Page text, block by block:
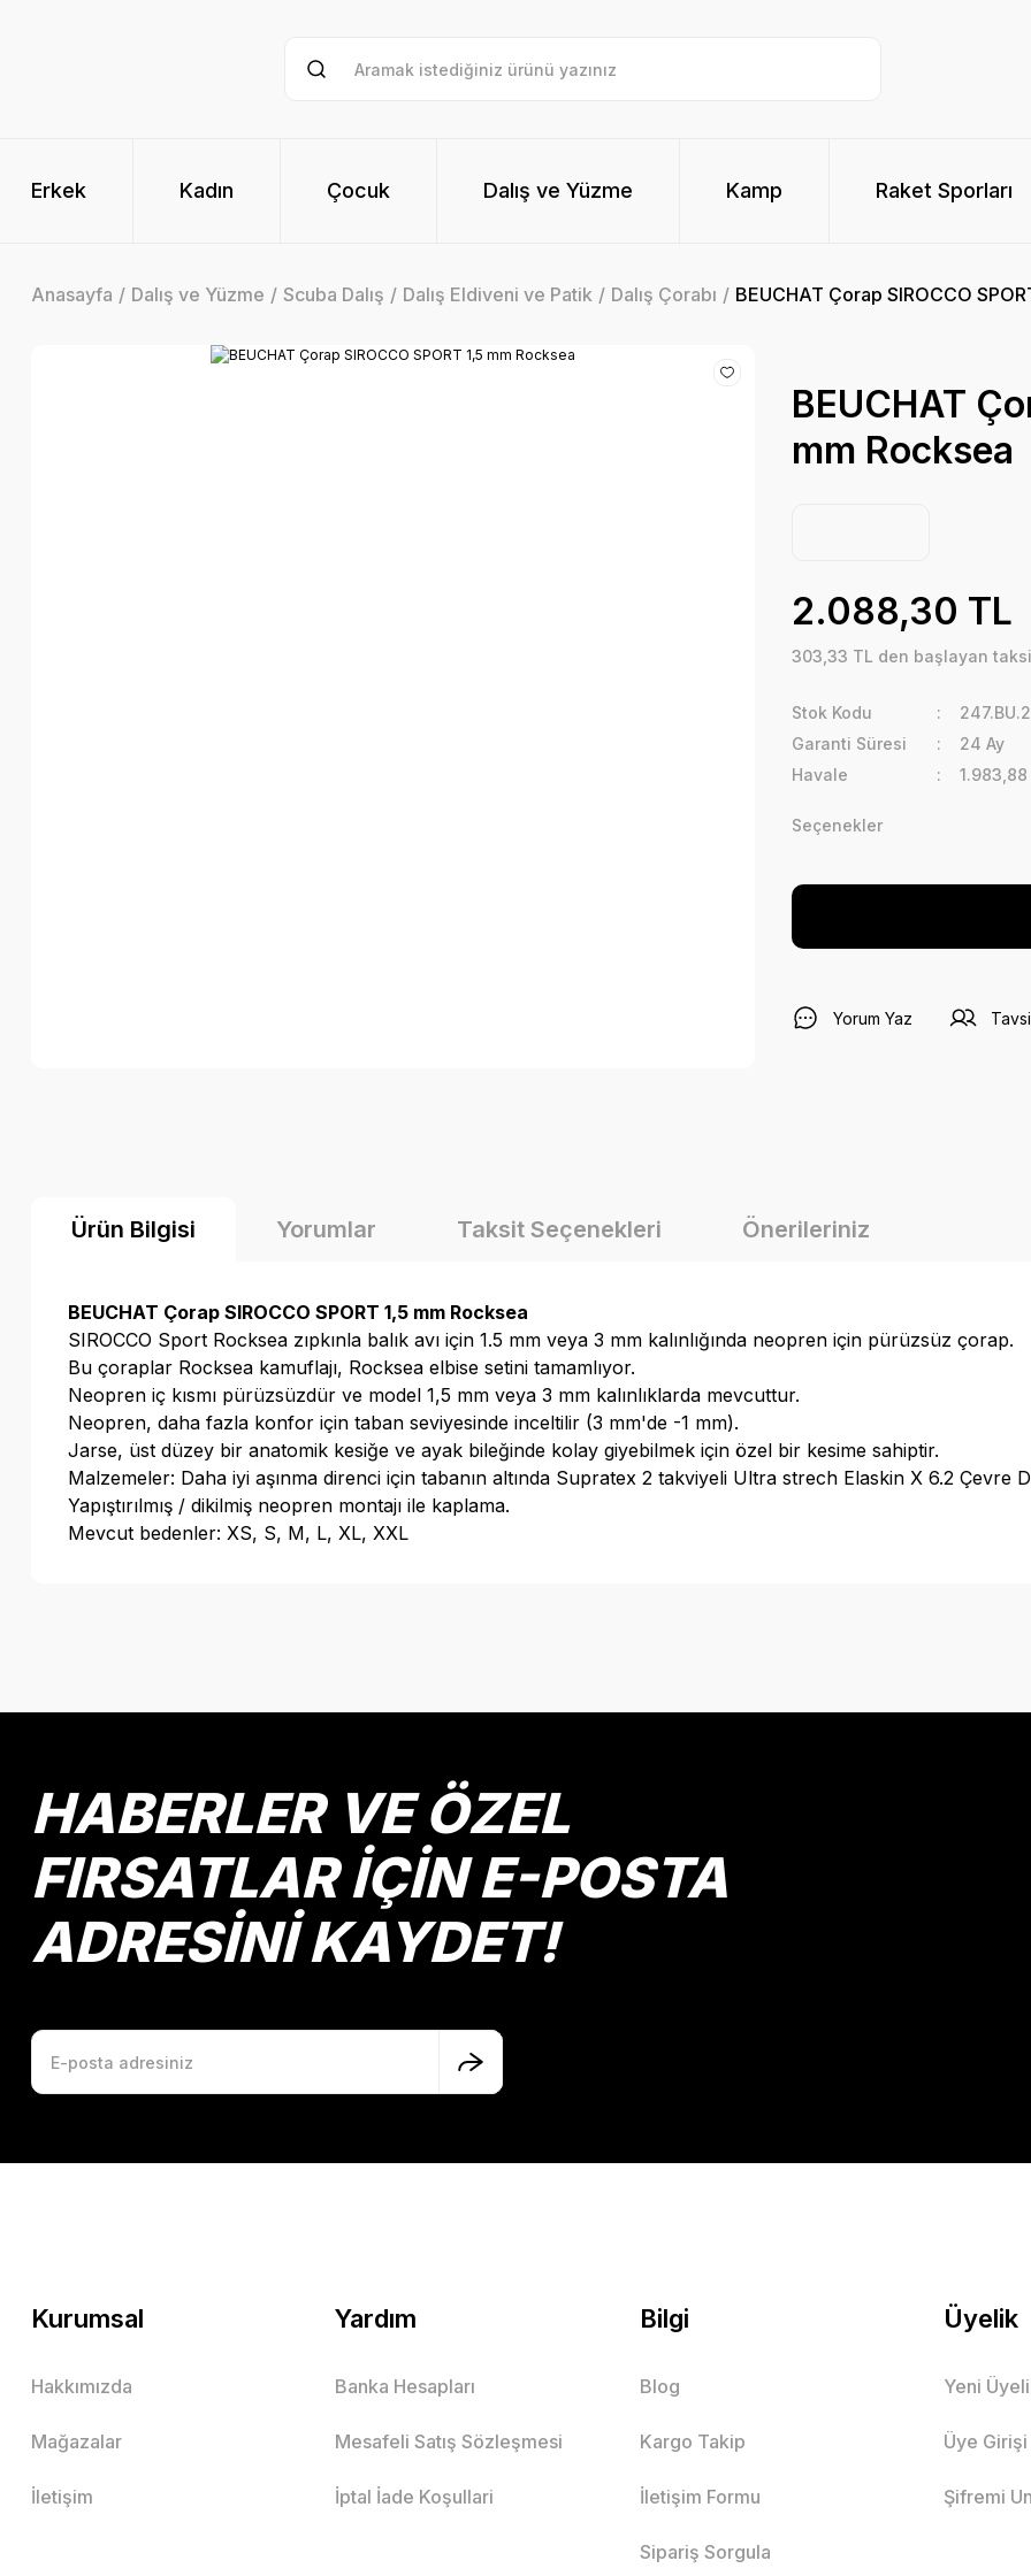
Erkek Kadın Çocuk Dalış ve Yüzme Kamp Raket Sporları
Anasayfa Dalış ve Yüzme Scuba Dalış Dalış Eldiveni ve Patik Dalış Çorabı BEUCHAT Çorap SIROCCO
BEUCHAT
mm Rocksea
2.088,30 TL
303,33 TL den başlayan
Stok Kodu
Garanti Süresi
24 Ay
Havale
Seçenekler
Yorum Yaz
Ürün Bilgisi Yorumlar Taksit Seçenekleri Önerileriniz
BEUCHAT Çorap SIROCCO SPORT 1,5 mm Rocksea
SIROCCO Sport Rocksea zıpkınla balık avı için 1.5 mm veya 3 mm kalınlığında neopren için pürüzsüz çorap.
Bu çoraplar Rocksea kamuflajı, Rocksea elbise setini tamamlıyor.
Neopren iç kısmı pürüzsüzdür ve model 1,5 mm veya 3 mm kalınlıklarda mevcuttur.
Neopren, daha fazla konfor için taban seviyesinde inceltilir (3 mm'de -1 mm).
Jarse, üst düzey bir anatomik kesiğe ve ayak bileğinde kolay giyebilmek için özel bir kesime sahiptir.
Malzemeler: Daha iyi aşınma direnci için tabanın altında Supratex 2 takviyeli Ultra strech Elaskin X 6.2 Çevre
Yapıştırılmış / dikilmiş neopren montajı ile kaplama.
Mevcut bedenler: XS, S, M, L, XL, XXL
Ürün resmi kalitesiz, bozuk veya görüntülenemiyor.
Ürün fiyatı diğer sitelerden daha pahalı.
HABERLER VE ÖZEL
FIRSATLAR İÇİN E-POSTA
ADRESİNİ KAYDET!
Kurumsal
Hakkımızda
Mağazalar
İletişim
Yardım
Banka Hesapları
Mesafeli Satış Sözleşmesi
İptal İade Koşullari
Bilgi
Blog
Kargo Takip
İletişim Formu
Sipariş Sorgula
Üyelik
Yeni
Üye Girişi
Şifremi